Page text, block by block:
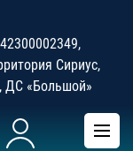
Сириус,
ДС «Большой»